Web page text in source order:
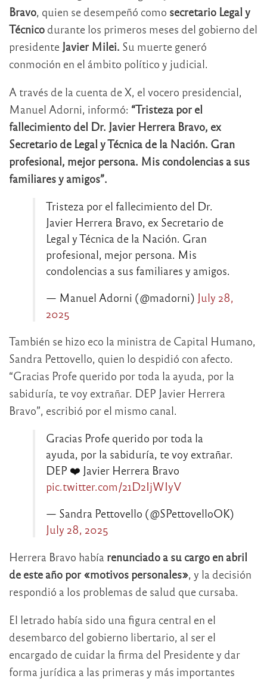
Bravo, quien se desempeñó como secretario Legal y
Técnico durante los primeros meses del gobierno del
presidente Javier Milei. Su muerte generó
conmoción en el ámbito político y judicial.
A través de la cuenta de X, el vocero presidencial,
Manuel Adorni, informó: “Tristeza por el
fallecimiento del Dr. Javier Herrera Bravo, ex
Secretario de Legal y Técnica de la Nación. Gran
profesional, mejor persona. Mis condolencias a sus
familiares y amigos”.
Tristeza por el fallecimiento del Dr.
Javier Herrera Bravo, ex Secretario de
Legal y Técnica de la Nación. Gran
profesional, mejor persona. Mis
condolencias a sus familiares y amigos.
— Manuel Adorni (@madorni) July 28,
2025
También se hizo eco la ministra de Capital Humano,
Sandra Pettovello, quien lo despidió con afecto.
“Gracias Profe querido por toda la ayuda, por la
sabiduría, te voy extrañar. DEP Javier Herrera
Bravo”, escribió por el mismo canal.
Gracias Profe querido por toda la
ayuda, por la sabiduría, te voy extrañar.
DEP ❤️ Javier Herrera Bravo
pic.twitter.com/21D2IjWIyV
— Sandra Pettovello (@SPettovelloOK)
July 28, 2025
Herrera Bravo había renunciado a su cargo en abril
de este año por «motivos personales», y la decisión
respondió a los problemas de salud que cursaba.
El letrado había sido una figura central en el
desembarco del gobierno libertario, al ser el
encargado de cuidar la firma del Presidente y dar
forma jurídica a las primeras y más importantes